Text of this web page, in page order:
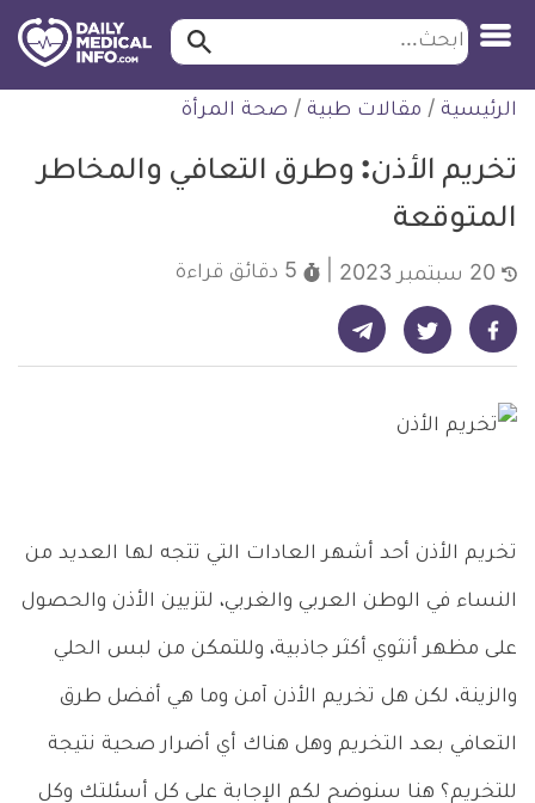
التخطي
للمحتوى
ابحث ابحث…
الرئيسية / مقالات طبية / صحة المرأة
تخريم الأذن: وطرق التعافي والمخاطر
المتوقعة
5 دقائق قراءة
شارك على فيسبوك - ديلي ميديكال انفو شارك على تويتر - ديلي ميديكال انفو شارك على تيليجرام - ديلي ميديكال انفو
تخريم الأذن أحد أشهر العادات التي تتجه لها العديد من
النساء في الوطن العربي والغربي، لتزيين الأذن والحصول
على مظهر أنثوي أكثر جاذبية، وللتمكن من لبس الحلي
والزينة، لكن هل تخريم الأذن آمن وما هي أفضل طرق
التعافي بعد التخريم وهل هناك أي أضرار صحية نتيجة
للتخريم؟ هنا سنوضح لكم الإجابة على كل أسئلتك وكل